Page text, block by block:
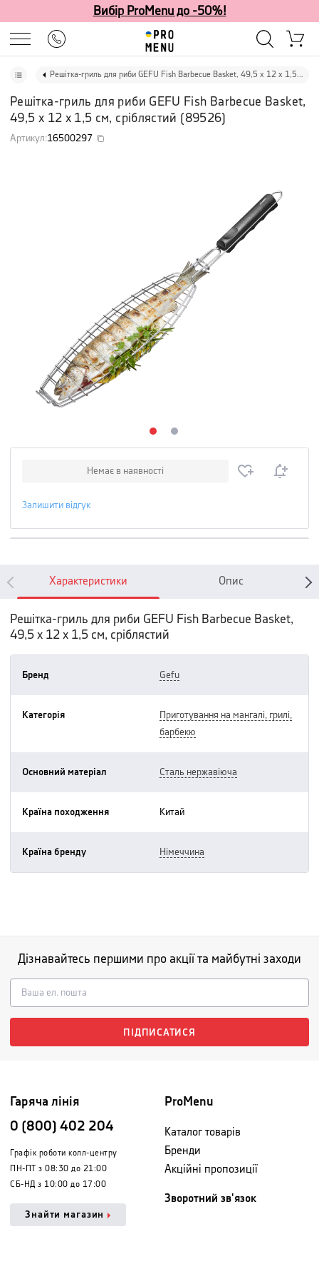
Вибір ProMenu до -50%!
Решітка-гриль для риби GEFU Fish Barbecue Basket, 49,5 х 12 х 1,5 см, сріблястий
Решітка-гриль для риби GEFU Fish Barbecue Basket,
49,5 х 12 х 1,5 см, сріблястий (89526)
Артикул:16500297
Немає в наявності
Залишити відгук
Характеристики Опис
Решітка-гриль для риби GEFU Fish Barbecue Basket,
49,5 х 12 х 1,5 см, сріблястий
Бренд gefu
Категорія
барбекю
Основний матеріал сталь нержавіюча
Країна походження китай
Країна бренду німеччина
Дізнавайтесь першими про акції та майбутні заходи
ПІДПИСАТИСЯ
Гаряча лінія
0 (800) 402 204
Графік роботи колл-центру
ПН-ПТ з 08:30 до 21:00
СБ-НД з 10:00 до 17:00
Знайти магазин
ProMenu
Каталог товарів
Бренди
Акційні пропозиції
Зворотний зв'язок